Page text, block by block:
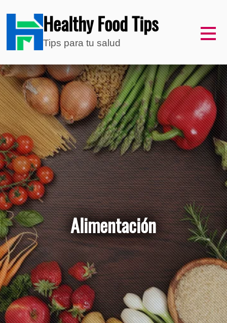
Healthy Food Tips
Tips para tu salud
Alimentación